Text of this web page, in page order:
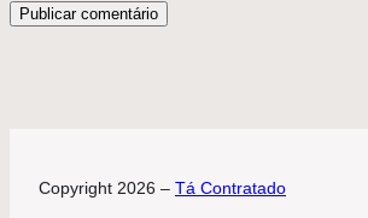
Copyright 2026 – Tá Contratado